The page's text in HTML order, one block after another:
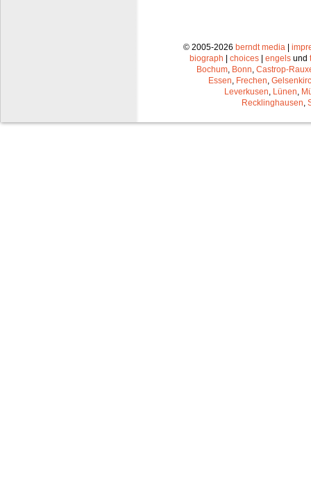
© 2005-2026 berndt media |
biograph | choices | engels und
Bochum Bonn Castrop-
Essen Frechen
Leverkusen Lünen
Recklinghausen